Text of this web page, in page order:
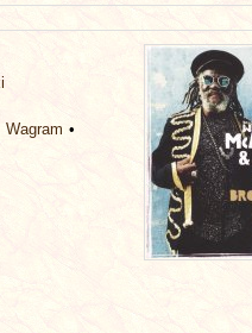
Wagram